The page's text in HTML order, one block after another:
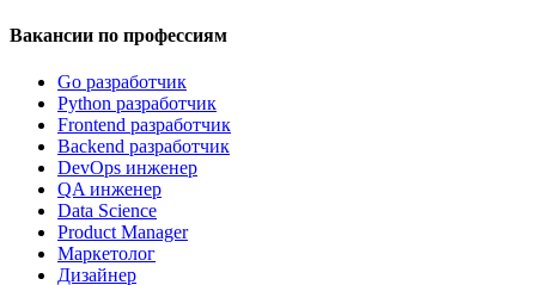
Вакансии по профессиям
Go разработчик
Python разработчик
Frontend разработчик
Backend разработчик
DevOps инженер
QA инженер
Data Science
Product Manager
Маркетолог
Дизайнер